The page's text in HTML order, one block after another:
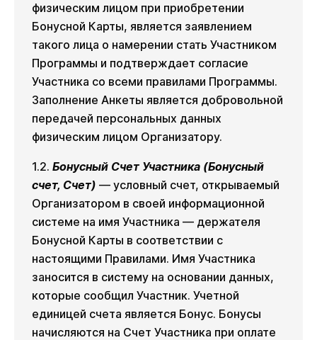
физическим лицом при приобретении
Бонусной Карты, является заявлением
такого лица о намерении стать Участником
Программы и подтверждает согласие
Участника со всеми правилами Программы.
Заполнение Анкеты является добровольной
передачей персональных данных
физическим лицом Организатору.
1.2. Бонусный Счет Участника (Бонусный
счет, Счет) — условный счет, открываемый
Организатором в своей информационной
системе на имя Участника — держателя
Бонусной Карты в соответствии с
настоящими Правилами. Имя Участника
заносится в систему на основании данных,
которые сообщил Участник. Учетной
единицей счета является Бонус. Бонусы
начисляются на Счет Участника при оплате